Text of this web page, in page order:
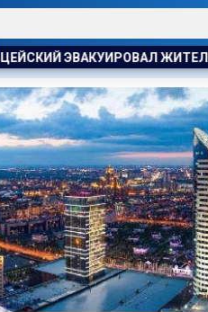
ПРИ ПОЖАРЕ ПОЖАР НА